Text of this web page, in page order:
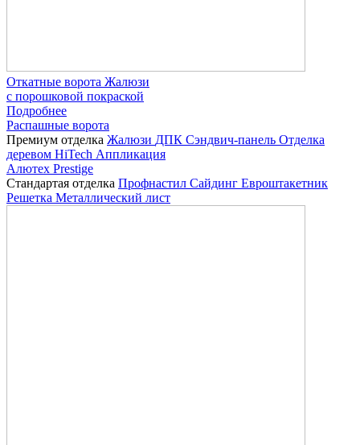
Откатные ворота Жалюзи
с порошковой покраской
Подробнее
Распашные ворота
Премиум отделка Жалюзи ДПК Сэндвич-панель Отделка
деревом HiTech Аппликация
Алютех Prestige
Стандартая отделка Профнастил Сайдинг Евроштакетник
Решетка Металлический лист